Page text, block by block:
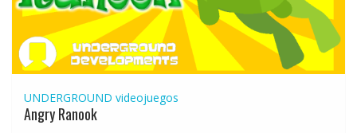
UNDERGROUND videojuegos
Angry Ranook